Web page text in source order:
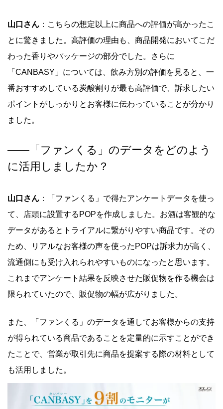
山口さん ：こちらの想定以上に商品への評価が高かったこ
とに驚きました。高評価の理由も、商品開発においてこだ
わった香りやパッケージの部分でした。さらに
「CANBASY」については、飲み方別の評価を見ると、一
番おすすめしている炭酸割りが最も高評価で、訴求したい
ポイントがしっかりとお客様に伝わっていることが分かり
ました。
―― 「ファンくる」のデータをどのよう
に活用しましたか？
山口さん ：「ファンくる」で得たアンケートデータを使っ
て、店頭に設置するPOPを作成しました。お酒は客観的な
データがあるとトライアルに繋がりやすい商品です。その
ため、リアルなお客様の声を使ったPOPは訴求力が高く、
流通側にも受け入れられやすいものになったと思います。
これまでアンケート結果を反映させた販促物を作る機会は
限られていたので、販促物の幅が広がりました。
また、「ファンくる」のデータを通してお客様からの支持
が得られている商品であることを定量的に示すことができ
たことで、営業が取引先に商品を提案する際の材料として
も活用しました。